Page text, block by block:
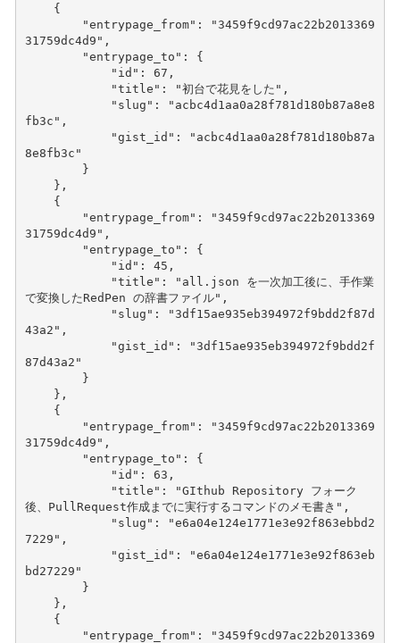
{
"entrypage_from" :
"3459f9cd97ac22b2013369
31759dc4d9" ,
"entrypage_to" :
{
"id" : 67 ,
"title" : "初台で花見をした" ,
"slug" :
"acbc4d1aa0a28f781d180b87a8e8
fb3c" ,
"gist_id" :
"acbc4d1aa0a28f781d180b87a
8e8fb3c"
}
},
{
"entrypage_from" :
"3459f9cd97ac22b2013369
31759dc4d9" ,
"entrypage_to" :
{
"id" : 45 ,
"title" :
"all.json を一次加工後に、手作業
で変換したRedPen の辞書ファイル" ,
"slug" :
"3df15ae935eb394972f9bdd2f87d
43a2" ,
"gist_id" :
"3df15ae935eb394972f9bdd2f
87d43a2"
}
},
{
"entrypage_from" :
"3459f9cd97ac22b2013369
31759dc4d9" ,
"entrypage_to" :
{
"id" : 63 ,
"title" :
"GIthub Repository フォーク
後、PullRequest作成までに実行するコマンドのメモ書き" ,
"slug" :
"e6a04e124e1771e3e92f863ebbd2
7229" ,
"gist_id" :
"e6a04e124e1771e3e92f863eb
bd27229"
}
},
{
"entrypage_from" :
"3459f9cd97ac22b2013369